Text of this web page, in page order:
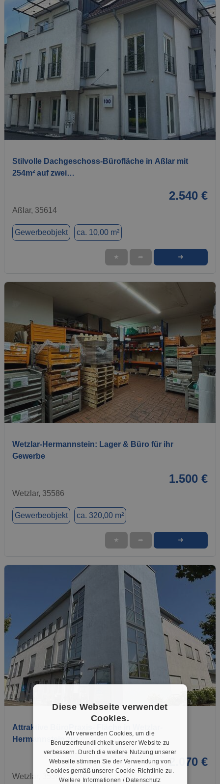
1 / 12
Stilvolle Dachgeschoss-Bürofläche in Aßlar mit
254m² auf zwei…
2.540 €
Aßlar, 35614
Gewerbeobjekt ca. 10,00 m²
★ ➦ ➜
1 / 13
Wetzlar-Hermannstein: Lager & Büro für ihr
Gewerbe
1.500 €
Wetzlar, 35586
Gewerbeobjekt ca. 320,00 m²
★ ➦ ➜
1 / 13
Attraktive BüroPraxis- Fläche in Wetzlar-
Hermannstein zur…
2.070 €
Wetzlar, 35586
Diese Webseite verwendet
Cookies.
Wir verwenden Cookies, um die
Benutzerfreundlichkeit unserer Website zu
verbessern. Durch die weitere Nutzung unserer
Webseite stimmen Sie der Verwendung von
Cookies gemäß unserer Cookie-Richtlinie zu.
Weitere Informationen / Datenschutz